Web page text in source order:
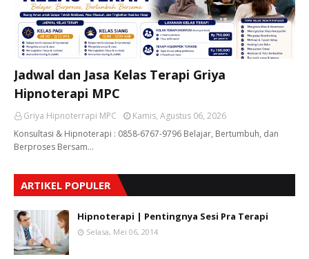
Jadwal dan Jasa Kelas Terapi Griya
Hipnoterapi MPC
Griya Hipnoterrapi MPC
Kamis, Agustus 06, 2026
Konsultasi & Hipnoterapi : 0858-6767-9796 Belajar, Bertumbuh, dan
Berproses Bersam…
ARTIKEL POPULER
Hipnoterapi | Pentingnya Sesi Pra Terapi
Selasa, Mei 06, 2014